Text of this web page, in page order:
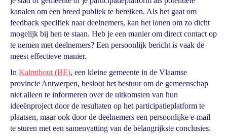
kanalen om een breed publiek te bereiken. Als het gaat om
feedback specifiek naar deelnemers, kan het lonen om zo dicht
mogelijk bij hen te staan. Heb je een manier om direct contact op
te nemen met deelnemers? Een persoonlijk bericht is vaak de
meest effectieve manier.
In Kalmthout (BE), een kleine gemeente in de Vlaamse
provincie Antwerpen, besloot het bestuur om de gemeenschap
niet alleen te informeren over de uitkomsten van hun
ideeënproject door de resultaten op het participatieplatform te
plaatsen, maar ook door de deelnemers een persoonlijke e-mail
te sturen met een samenvatting van de belangrijkste conclusies.